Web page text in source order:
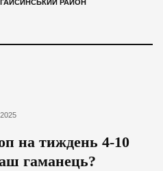
ГАЙСИНСЬКИЙ РАЙОН
на тиждень 4-10
гаманець?